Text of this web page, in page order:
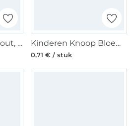
Kinderen Knoop Hout, Beergezicht Kinderen Knoop Bloem, wit
0,71 € / stuk